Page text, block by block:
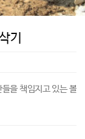
기
을 책임지고 있는 볼